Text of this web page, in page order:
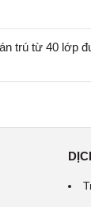
trú từ 40 lớp